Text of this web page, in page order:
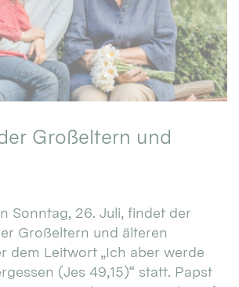
Großeltern und
Sonntag, 26. Juli, findet der
Großeltern und älteren
dem Leitwort „Ich aber werde
(Jes 49,15)“ statt. Papst